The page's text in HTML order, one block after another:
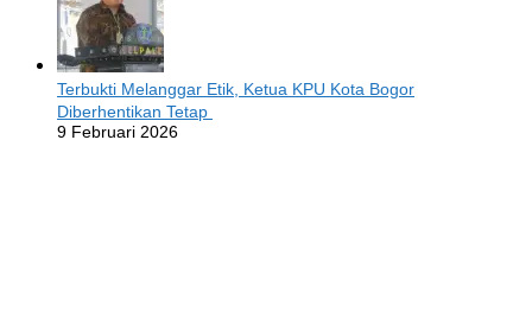
Terbukti Melanggar Etik, Ketua KPU Kota Bogor
Diberhentikan Tetap
9 Februari 2026